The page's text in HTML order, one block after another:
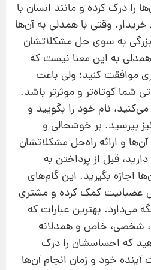
را درک کرده و مانند انسان با
خریدار. وقتی با همدلی به آن‌ها
به‌ سوی حل مشکلاتشان
به این معنا نیست که
موافقت کنید؛ ولی باعث
کوتاه‌تر و موثرتر باشد.
‌نام خود را بگویید و
بپرسید. بر خوشحالی و
و ارائه راه‌حل مشکلاتشان
قبل از پرداختن به
اجازه بگیرید. این گام‌های
عصبانیت کمک کرده و مشتری
می‌دارد. بهترین عبارات که
شخصی، خاص و همدلانه
که احساسشان را درک
آینده خود و زمان انجام آن‌ها